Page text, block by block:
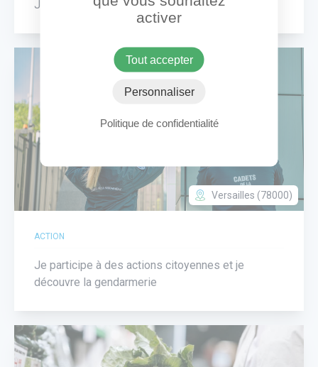
J’accompagne des projets de communication
Versailles (78000)
ACTION
Je participe à des actions citoyennes et je
découvre la gendarmerie
activer
Tout accepter
Personnaliser
Politique de confidentialité